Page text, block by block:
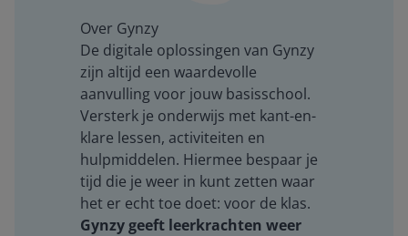
Over Gynzy
De digitale oplossingen van Gynzy
zijn altijd een waardevolle
aanvulling voor jouw basisschool.
Versterk je onderwijs met kant-en-
klare lessen, activiteiten en
hulpmiddelen. Hiermee bespaar je
tijd die je weer in kunt zetten waar
het er echt toe doet: voor de klas.
Gynzy geeft leerkrachten weer